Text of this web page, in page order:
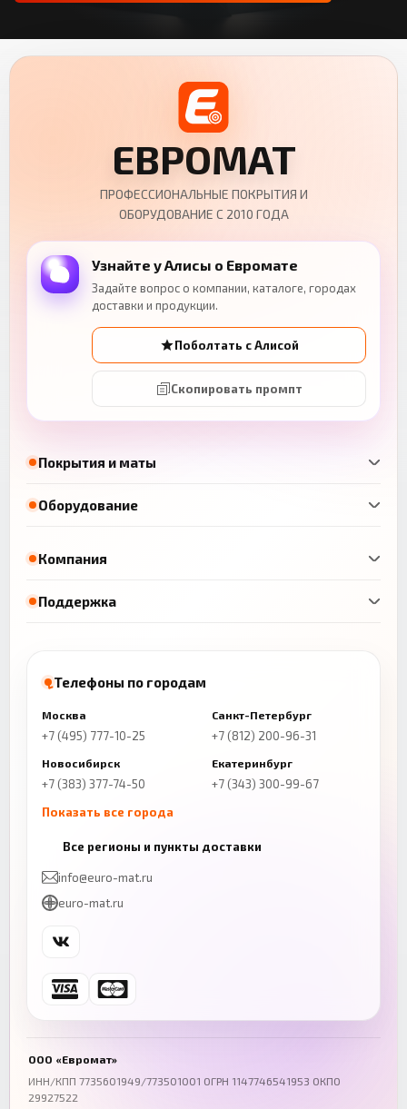
Покрытия и маты
Оборудование
ЕВРОМАТ
ПРОФЕССИОНАЛЬНЫЕ ПОКРЫТИЯ И
ОБОРУДОВАНИЕ С 2010 ГОДА
Узнайте у Алисы о Евромате
Задайте вопрос о компании, каталоге, городах
доставки и продукции.
Поболтать с Алисой
Скопировать промпт
Компания
Поддержка
Телефоны по городам
Москва
+7 (495) 777-10-25
Санкт-Петербург
+7 (812) 200-96-31
Новосибирск
+7 (383) 377-74-50
Екатеринбург
+7 (343) 300-99-67
Показать все города
+7 (843) 206-01-30
Челябинск
+7 (343) 300-99-67
Ростов-на-Дону
+7 (863) 333-50-75
Волгоград
+7 (844) 261-36-12
Омск
Все регионы и пункты доставки
info@euro-mat.ru
euro-mat.ru
ООО «Евромат»
ИНН/КПП 7735601949/773501001 ОГРН 1147746541953 ОКПО
29927522